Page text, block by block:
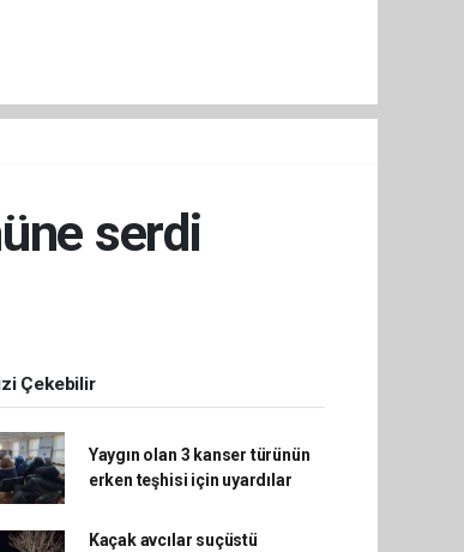
serdi
Çekebilir
Yaygın olan 3 kanser türünün
erken teşhisi için uyardılar
Kaçak avcılar suçüstü